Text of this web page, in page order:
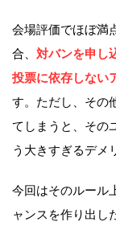
会場評価でほぼ満
合、 対バンを申し
投票に依存しない
す。ただし、その
てしまうと、その
う大きすぎるデメ
今回はそのルール
ャンスを作り出し